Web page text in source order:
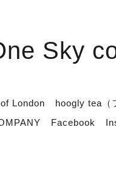
Sky
London hoogly tea（
Facebook